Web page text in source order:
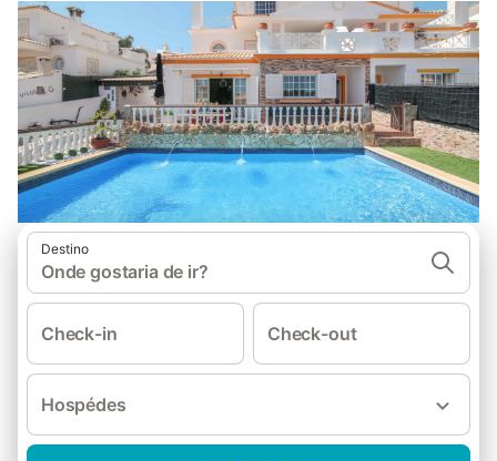
Destino
Onde gostaria de ir?
Check-in Check-out
Hospédes